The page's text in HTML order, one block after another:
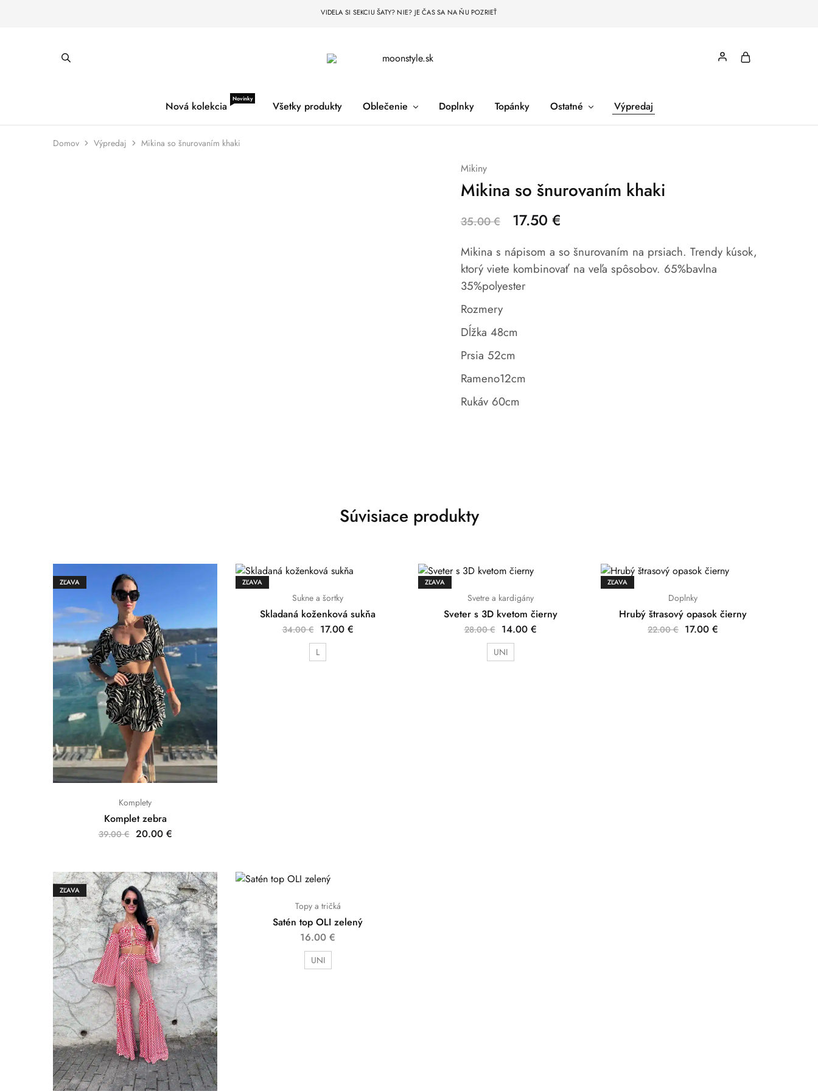
VIDELA SI SEKCIU ŠATY? NIE? JE ČAS SA NA ŇU POZRIEŤ
moonstyle.sk
Nová kolekcia
Novinky
Všetky produkty Oblečenie Doplnky Topánky Ostatné Výpredaj
Domov Výpredaj Mikina so šnurovaním khaki
Mikiny
Mikina so šnurovaním khaki
35.00€ 17.50 €
Mikina s nápisom a so šnurovaním na prsiach. Trendy kúsok,
ktorý viete kombinovať na veľa spôsobov. 65%bavlna
35%polyester
Rozmery
Dĺžka 48cm
Prsia 52cm
Rameno12cm
Rukáv 60cm
Súvisiace produkty
ZĽAVA
Komplety
Komplet zebra
39.00€ 20.00 €
ZĽAVA
Sukne a šortky
Skladaná koženková sukňa
34.00€ 17.00 €
L
ZĽAVA
Svetre a kardigány
Sveter s 3D kvetom čierny
28.00€ 14.00 €
UNI
ZĽAVA
Doplnky
Hrubý štrasový opasok čierny
22.00€ 17.00 €
ZĽAVA
Topy a tričká
Satén top OLI zelený
16.00 €
UNI